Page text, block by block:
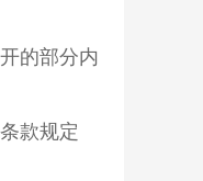
的部分内
款规定